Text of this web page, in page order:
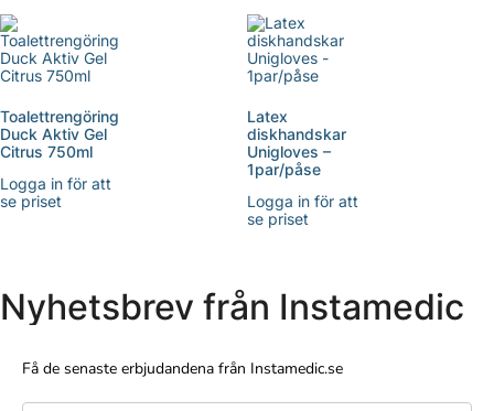
Toalettrengöring
Duck Aktiv Gel
Citrus 750ml
Logga in för att
se priset
Latex
diskhandskar
Unigloves –
1par/påse
Logga in för att
se priset
Nyhetsbrev från Instamedic
Få de senaste erbjudandena från Instamedic.se